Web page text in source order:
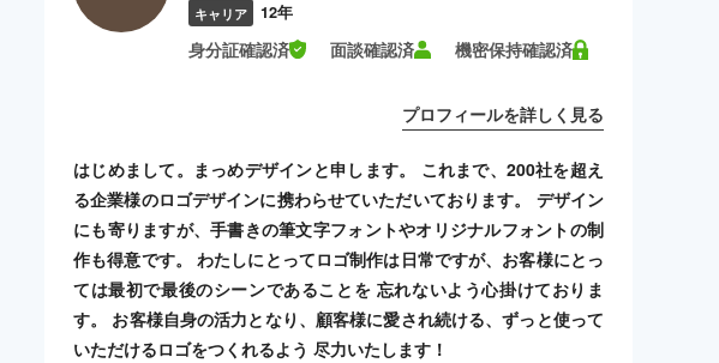
キャリア 12年
身分証確認済 面談確認済 機密保持確認済
プロフィールを詳しく見る
はじめまして。まっめデザインと申します。 これまで、200社を超え
る企業様のロゴデザインに携わらせていただいております。 デザイン
にも寄りますが、手書きの筆文字フォントやオリジナルフォントの制
作も得意です。 わたしにとってロゴ制作は日常ですが、お客様にとっ
ては最初で最後のシーンであることを 忘れないよう心掛けておりま
す。 お客様自身の活力となり、顧客様に愛され続ける、ずっと使って
いただけるロゴをつくれるよう 尽力いたします！